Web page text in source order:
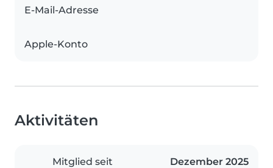
E-Mail-Adresse
Apple-Konto
Aktivitäten
Mitglied seit Dezember 2025